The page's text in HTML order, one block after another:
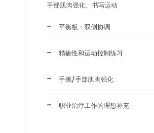
手部肌肉强化、书写运动
平衡板：双侧协调
精确性和运动控制练习
手腕/手部肌肉强化
职业治疗工作的理想补充